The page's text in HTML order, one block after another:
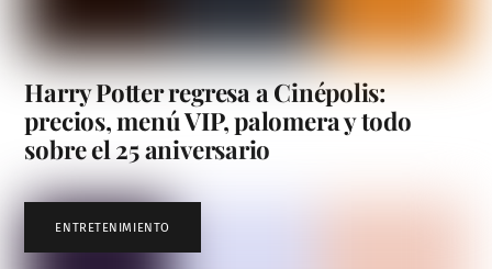
Harry Potter regresa a Cinépolis:
precios, menú VIP, palomera y todo
sobre el 25 aniversario
ENTRETENIMIENTO